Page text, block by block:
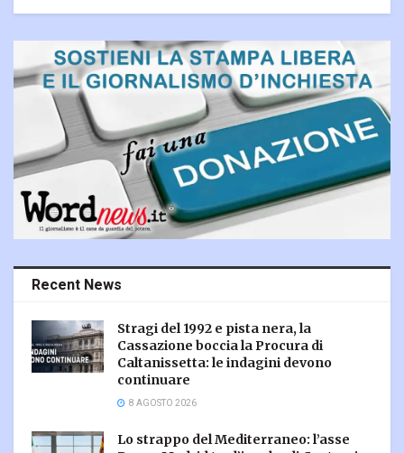
Recent News
Stragi del 1992 e pista nera, la
Cassazione boccia la Procura di
Caltanissetta: le indagini devono
continuare
8 AGOSTO 2026
Lo strappo del Mediterraneo: l’asse